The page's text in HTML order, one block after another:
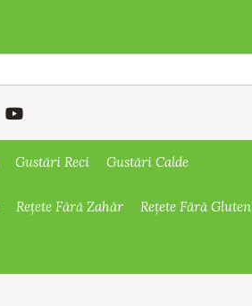
Gustări Reci Gustări Calde
Rețete Fără Zahăr Rețete Fără Gluten